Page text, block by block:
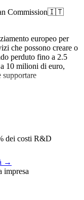
Commission🇮🇹
europeo per
che possono creare o
perduto fino a 2.5
10 milioni di euro,
dei costi R&D
→
impresa